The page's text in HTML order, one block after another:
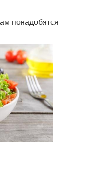
понадобятся